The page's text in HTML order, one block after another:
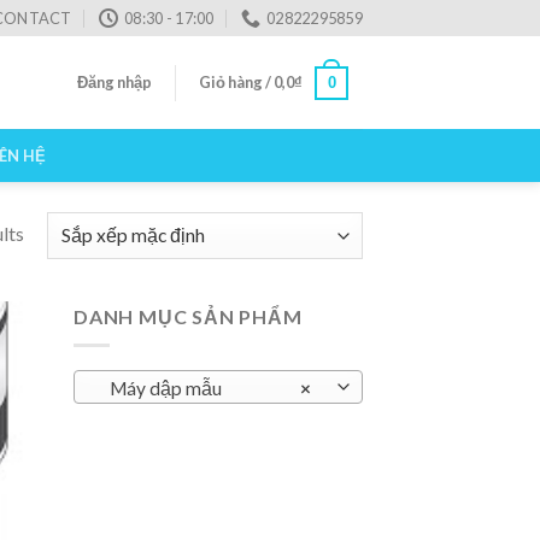
08:30 - 17:00 02822295859
Đăng nhập Giỏ hàng /0,0₫ 0
HỆ
DANH MỤC SẢN PHẨM
×
Máy dập mẫu